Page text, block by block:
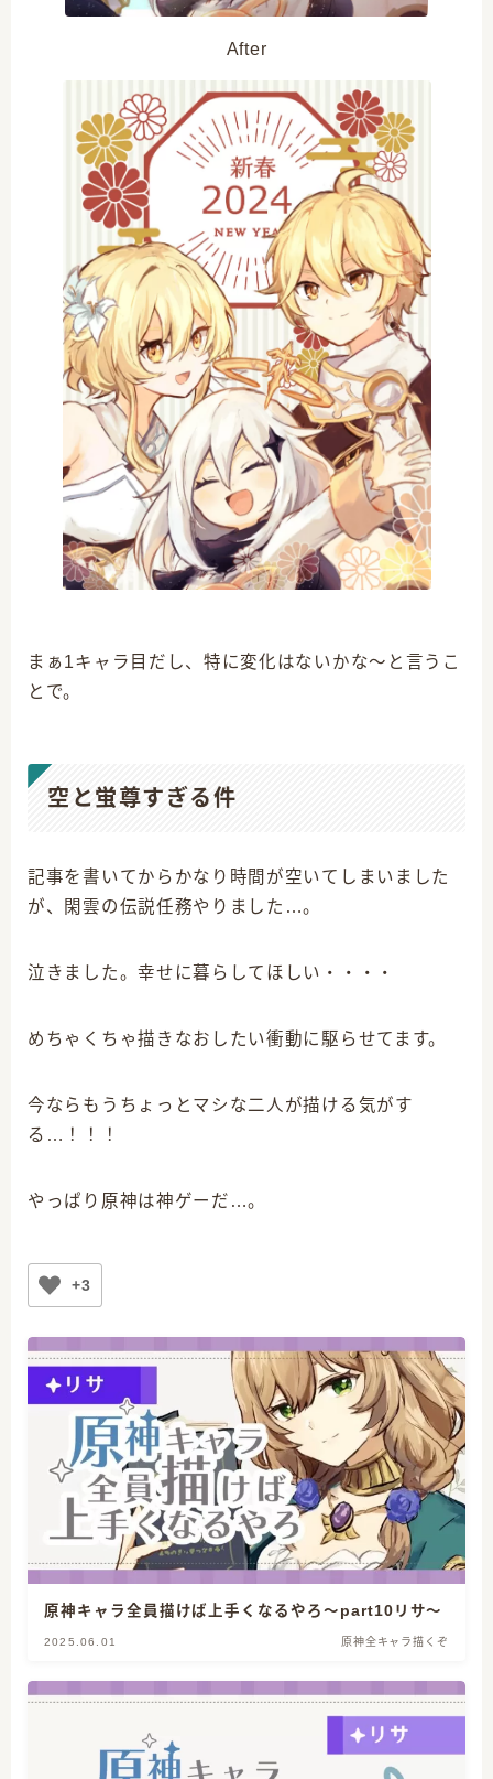
After
まぁ1キャラ目だし、特に変化はないかな～と言うこ
とで。
空と蛍尊すぎる件
記事を書いてからかなり時間が空いてしまいました
が、閑雲の伝説任務やりました…。
泣きました。幸せに暮らしてほしい・・・・
めちゃくちゃ描きなおしたい衝動に駆らせてます。
今ならもうちょっとマシな二人が描ける気がす
る…！！！
やっぱり原神は神ゲーだ…。
+3
原神キャラ全員描けば上手くなるやろ～part10リサ～
2025.06.01 原神全キャラ描くぞ